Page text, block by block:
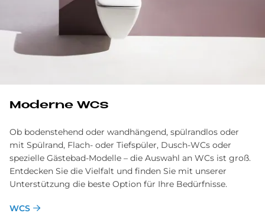
Mo­der­ne WCs
Ob bodenstehend oder wandhängend, spülrandlos oder
mit Spülrand, Flach- oder Tiefspüler, Dusch-WCs oder
spezielle Gästebad-Modelle – die Auswahl an WCs ist groß.
Entdecken Sie die Vielfalt und finden Sie mit unserer
Unterstützung die beste Option für Ihre Bedürfnisse.
WCS